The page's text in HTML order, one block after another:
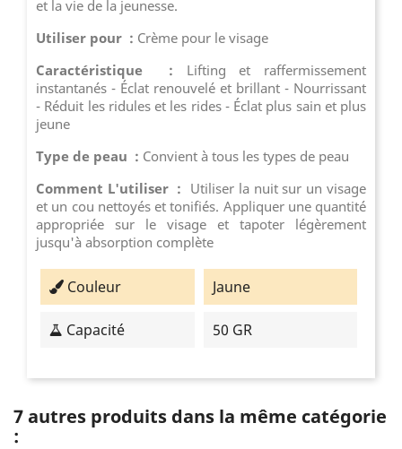
et la vie de la jeunesse.
Utiliser pour : Crème pour le visage
Caractéristique : Lifting et raffermissement
instantanés - Éclat renouvelé et brillant - Nourrissant
- Réduit les ridules et les rides - Éclat plus sain et plus
jeune
Type de peau : Convient à tous les types de peau
Comment L'utiliser : Utiliser la nuit sur un visage
et un cou nettoyés et tonifiés. Appliquer une quantité
appropriée sur le visage et tapoter légèrement
jusqu'à absorption complète
Couleur Jaune
Capacité 50 GR
7 autres produits dans la même catégorie
: